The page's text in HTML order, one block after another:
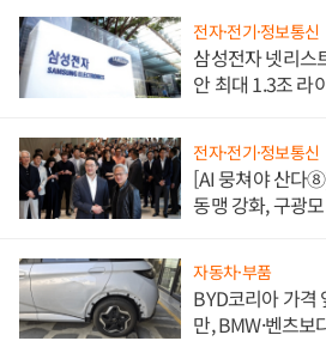
전자·전기·정보통신
삼성전자 넷리스
안 최대 1.3조 라
전자·전기·정보통신
[AI 뭉쳐야 산다
동맹 강화, 구광
자동차·부품
BYD코리아 가격
만, BMW·벤츠